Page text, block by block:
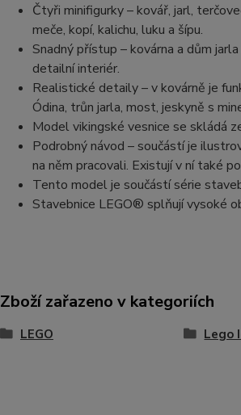
Čtyři minifigurky – kovář, jarl,
meče, kopí, kalichu, luku a šípu.
Snadný přístup – kovárna a dům
detailní interiér.
Realistické detaily – v kovárně je
Ódina, trůn jarla, most, jeskyně s
Model vikingské vesnice se skládá
Podrobný návod – součástí je
na něm pracovali. Existují v ní také
Tento model je součástí série
Stavebnice LEGO® splňují vysoké
Zboží zařazeno v kategoriích
LEGO Lego